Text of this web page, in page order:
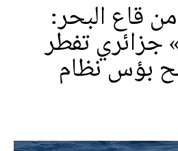
قاع البحر:
تفطر
بؤس نظام